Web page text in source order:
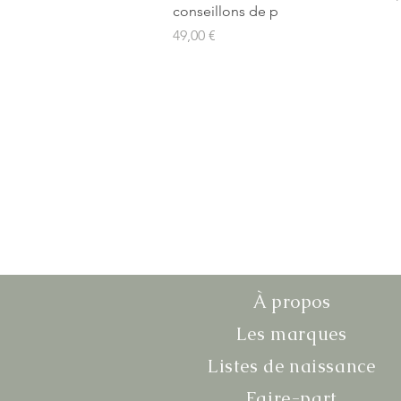
conseillons de p
Prix
49,00 €
À propos
Les marques
Listes de naissance